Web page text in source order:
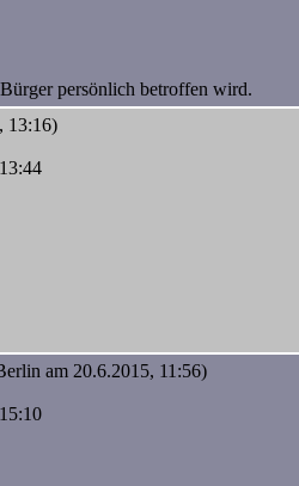
persönlich betroffen wird.
13:16)
am 20.6.2015, 11:56)